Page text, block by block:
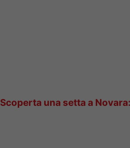
Scoperta una setta a